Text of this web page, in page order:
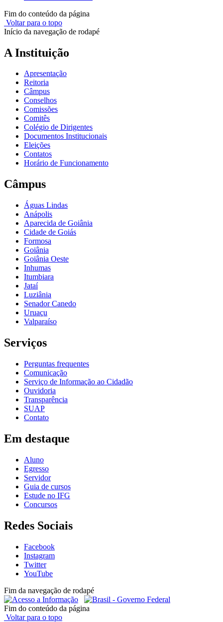
Fim do conteúdo da página
Voltar para o topo
Início da navegação de rodapé
A Instituição
Apresentação
Reitoria
Câmpus
Conselhos
Comissões
Comitês
Colégio de Dirigentes
Documentos Institucionais
Eleições
Contatos
Horário de Funcionamento
Câmpus
Águas Lindas
Anápolis
Aparecida de Goiânia
Cidade de Goiás
Formosa
Goiânia
Goiânia Oeste
Inhumas
Itumbiara
Jataí
Luziânia
Senador Canedo
Uruaçu
Valparaíso
Serviços
Perguntas frequentes
Comunicação
Serviço de Informação ao Cidadão
Ouvidoria
Transparência
SUAP
Contato
Em destaque
Aluno
Egresso
Servidor
Guia de cursos
Estude no IFG
Concursos
Redes Sociais
Facebook
Instagram
Twitter
YouTube
Fim da navegação de rodapé
Fim do conteúdo da página
Voltar para o topo